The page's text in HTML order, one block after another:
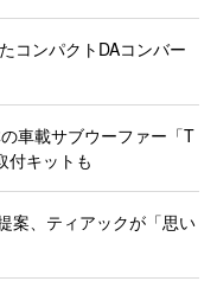
コンパクトDAコンバー
車載サブウーファー「T
付キットも
案、ティアックが「思い